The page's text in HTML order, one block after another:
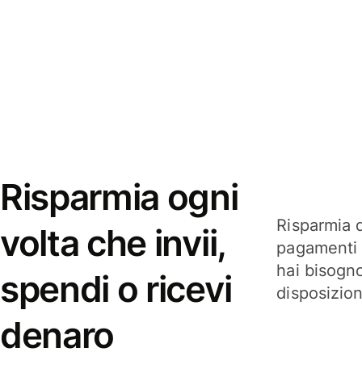
Risparmia ogni
volta che invii,
spendi o ricevi
denaro
Risparmia
hai